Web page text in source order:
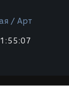
/ Арт